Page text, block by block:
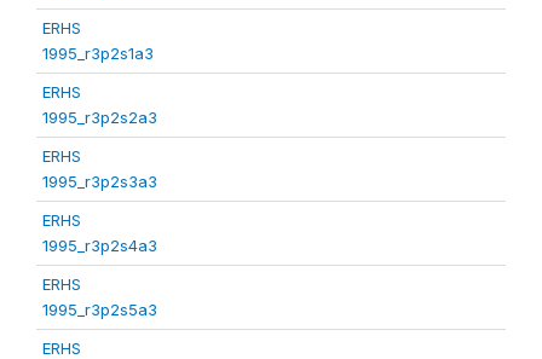
ERHS
1995_r3p2s1a3
ERHS
1995_r3p2s2a3
ERHS
1995_r3p2s3a3
ERHS
1995_r3p2s4a3
ERHS
1995_r3p2s5a3
ERHS